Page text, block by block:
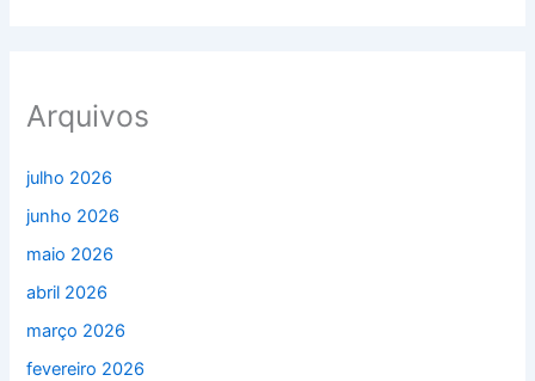
Arquivos
julho 2026
junho 2026
maio 2026
abril 2026
março 2026
fevereiro 2026